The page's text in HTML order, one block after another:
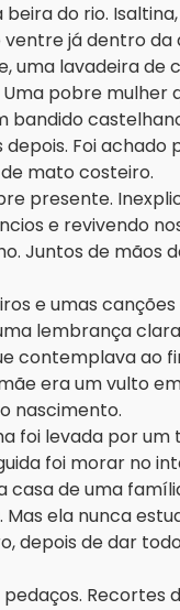
do rio.
já dentro da
uma lavadeira de
pobre mulher
bandido
Foi achado
mato costeiro.
presente.
e revivendo
Juntos de mãos
e umas
lembrança
contemplava ao
era um vulto
nascimento.
foi levada por
foi morar no
casa de uma
ela nunca
depois de dar
Recortes